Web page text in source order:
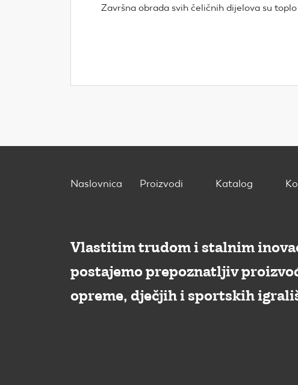
Završna obrada svih čeličnih dijelova su
Naslovnica Proizvodi Katalog
Vlastitim trudom i stalnim
postajemo prepoznatljiv
opreme, dječjih i sportskih